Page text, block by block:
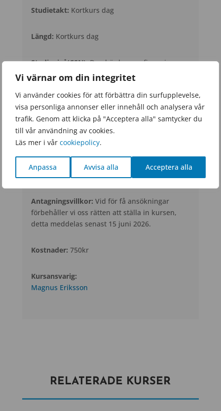
Vi värnar om din integritet
Vi använder cookies för att förbättra din surfupplevelse,
visa personliga annonser eller innehåll och analysera vår
trafik. Genom att klicka på "Acceptera alla" samtycker du
till vår användning av cookies.
Läs mer i vår cookiepolicy.
Anpassa Avvisa alla Acceptera alla
Studietakt: Kortkurs dag
Längd: Kortkurs dag
Studienivå(CSN):Den här kursen finansieras
inte av stadsbidrag och är därmed inte CSN-
Internat:Nej
Kursstart:
Endagskurs, måndag den 22 juni kl
Antagningsvillkor: Vid för få ansökningar
förbehåller vi oss rätten att ställa in kursen,
detta meddelas senast 15 juni 2026.
Kostnader: 750kr
Kursansvarig:
Magnus Eriksson
RELATERADE KURSER